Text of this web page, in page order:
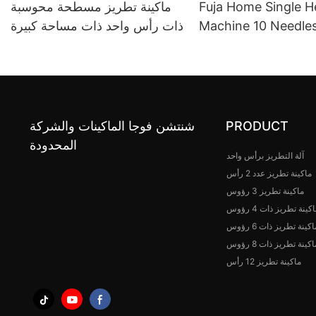
ماكينة تطريز مسطحة محوسبة
ذات رأس واحد ذات مساحة كبيرة
Fuja Home Single
Machine 10
شنتشن فوجا الماكينات والشركة
المحدودة
PRODUCT
آلة التطريز برأس واحد
ماكينة تطريز عدد 2 رأس
ماكينة تطريز 3 رؤوس
تطريز ذات 4 رؤوس
تطريز ذات 6 رؤوس
تطريز ذات 8 رؤوس
ماكينة تطريز 12 رأس